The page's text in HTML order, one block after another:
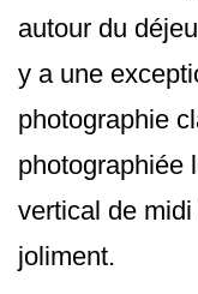
autour du
y a une
photographie
photographiée
vertical de
joliment.